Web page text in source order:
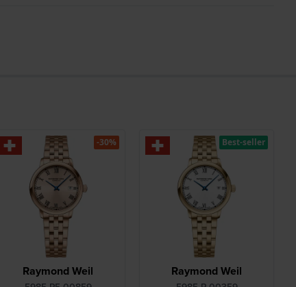
Raymond Weil
-30%
Raymond Weil
Best-seller